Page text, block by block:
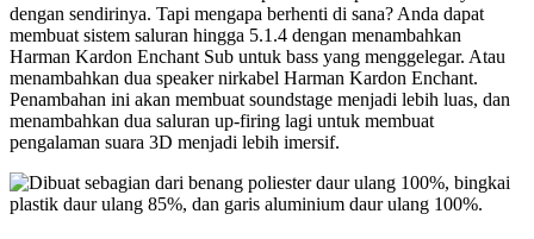
dengan sendirinya. Tapi mengapa berhenti di sana? Anda dapat
membuat sistem saluran hingga 5.1.4 dengan menambahkan
Harman Kardon Enchant Sub untuk bass yang menggelegar. Atau
menambahkan dua speaker nirkabel Harman Kardon Enchant.
Penambahan ini akan membuat soundstage menjadi lebih luas, dan
menambahkan dua saluran up-firing lagi untuk membuat
pengalaman suara 3D menjadi lebih imersif.